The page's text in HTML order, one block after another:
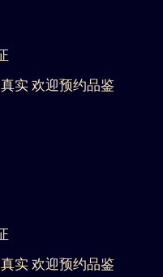
实 欢迎预约品鉴
实 欢迎预约品鉴